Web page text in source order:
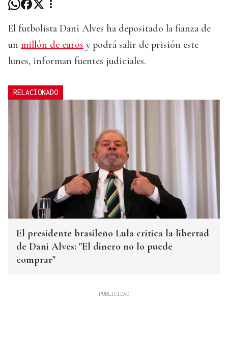
El futbolista Dani Alves ha depositado la fianza de
un millón de euros y podrá salir de prisión este
lunes, informan fuentes judiciales.
RELACIONADO
El presidente brasileño Lula critica la libertad
de Dani Alves: "El dinero no lo puede
comprar"